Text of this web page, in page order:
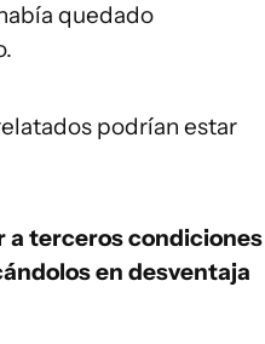
quedado
podrían estar
terceros condiciones
en desventaja